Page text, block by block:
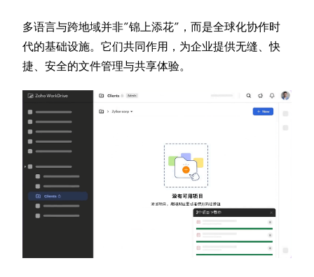
多语言与跨地域并非“锦上添花”，而是全球化协作时
代的基础设施。它们共同作用，为企业提供无缝、快
捷、安全的文件管理与共享体验。